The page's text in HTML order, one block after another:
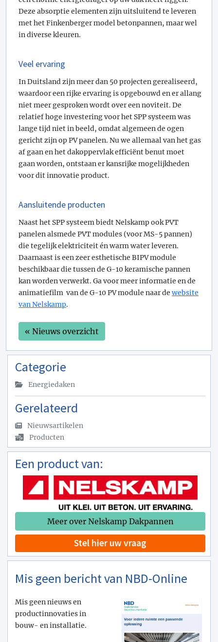
Deze absorptie elementen zijn uitsluitend te leveren
met het Finkenberger model betonpannen, maar wel
in diverse kleuren.
Veel ervaring
In Duitsland zijn meer dan 50 projecten gerealiseerd,
waardoor een rijke ervaring is opgebouwd en er allang
niet meer gesproken wordt over een noviteit. De
relatief hoge investering voor het SPP systeem was
lange tijd niet in beeld, omdat algemeen de ogen
gericht zijn op PV panelen. Nu we allemaal van het gas
af gaan en het dakoppervlak efficiënt benut moet
gaan worden, ontstaan er kansrijke mogelijkheden
voor dit innovatie product.
Aansluitende producten
Naast het SPP systeem biedt Nelskamp ook PVT
panelen alsmede PVT modules (voor MS-5 pannen)
die tegelijk elektriciteit én warm water leveren.
Daarnaast is een zeer esthetische BIPV module
beschikbaar die tussen de G-10 keramische pannen
kan worden verwerkt. Ga voor meer informatie en de
animatiefilm van de G-10 PV module naar de website
van Nelskamp.
« Nieuws overzicht
Categorie
Energiedaken
Gerelateerd
Nieuwsartikelen
Producten
Een product van:
Meer over Nelskamp Dakpannen
Stel hier uw vraag
Mis geen bericht van NBD-Online
Mis geen nieuws en
productinnovaties in
bouw- en installatie.